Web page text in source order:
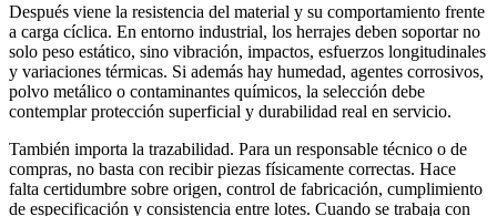
Después viene la resistencia del material y su comportamiento frente
a carga cíclica. En entorno industrial, los herrajes deben soportar no
solo peso estático, sino vibración, impactos, esfuerzos longitudinales
y variaciones térmicas. Si además hay humedad, agentes corrosivos,
polvo metálico o contaminantes químicos, la selección debe
contemplar protección superficial y durabilidad real en servicio.
También importa la trazabilidad. Para un responsable técnico o de
compras, no basta con recibir piezas físicamente correctas. Hace
falta certidumbre sobre origen, control de fabricación, cumplimiento
de especificación y consistencia entre lotes. Cuando se trabaja con